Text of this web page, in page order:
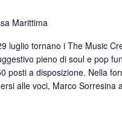
Marittima
luglio tornano i The Music
pieno di soul e pop
posti a disposizione. Nella
alle voci, Marco